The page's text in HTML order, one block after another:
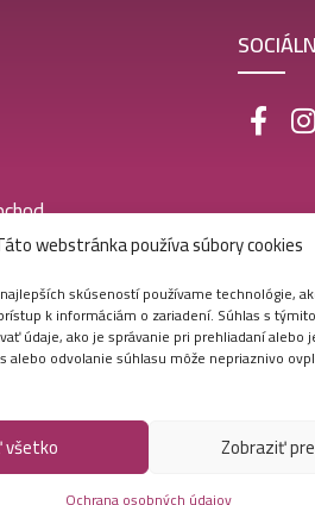
webstránka používa súbory cookies
skúseností používame technológie,
k informáciám o zariadení. Súhlas s
údaje, ako je správanie pri prehliadaní alebo
alebo odvolanie súhlasu môže nepriaznivo
Zobraziť